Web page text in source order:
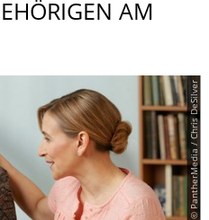
AM
© PantherMedia / Chris DeSilver